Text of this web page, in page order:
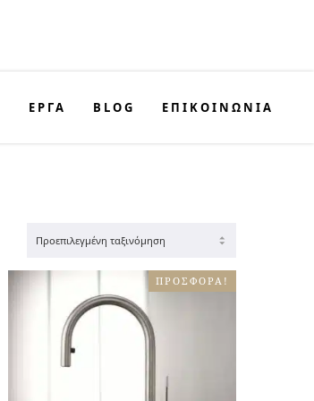
ΕΡΓΑ BLOG ΕΠΙΚΟΙΝΩΝΊΑ
ΠΡΟΣΦΟΡΆ!